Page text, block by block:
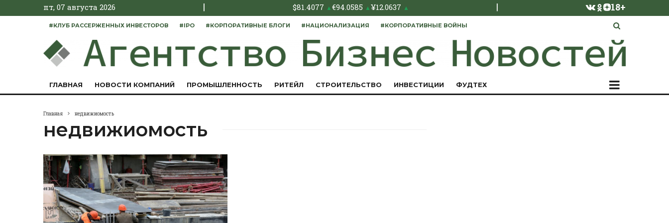
пт, 07 августа 2026 | $81.4077 ▲€94.0585 ▲¥12.0637 ▲ | 18+
#КЛУБ РАССЕРЖЕННЫХ ИНВЕСТОРОВ #IPO #КОРПОРАТИВНЫЕ БЛОГИ #НАЦИОНАЛИЗАЦИЯ #КОРПОРАТИВНЫЕ ВОЙНЫ
ГЛАВНАЯ НОВОСТИ КОМПАНИЙ ПРОМЫШЛЕННОСТЬ РИТЕЙЛ СТРОИТЕЛЬСТВО ИНВЕСТИЦИИ ФУДТЕХ
Главная недвижиомость
недвижиомость